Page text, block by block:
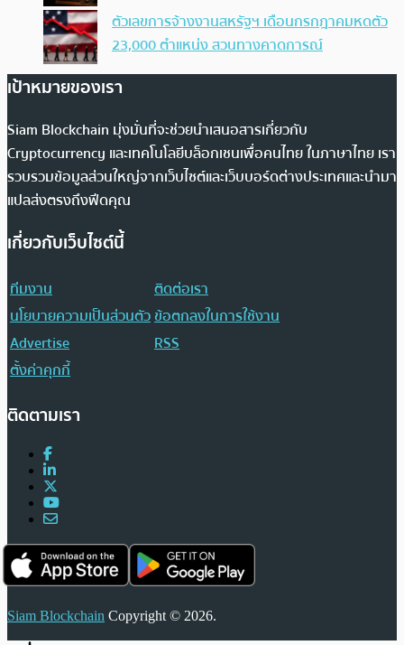
ตัวเลขการจ้างงานสหรัฐฯ เดือนกรกฎาคมหดตัว
23,000 ตำแหน่ง สวนทางคาดการณ์
เป้าหมายของเรา
Siam Blockchain มุ่งมั่นที่จะช่วยนำเสนอสารเกี่ยวกับ
Cryptocurrency และเทคโนโลยีบล็อกเชนเพื่อคนไทย ในภาษาไทย เรา
รวบรวมข้อมูลส่วนใหญ่จากเว็บไซต์และเว็บบอร์ดต่างประเทศและนำมา
แปลส่งตรงถึงฟีดคุณ
เกี่ยวกับเว็บไซต์นี้
ทีมงาน
ติดต่อเรา
นโยบายความเป็นส่วนตัวข้อตกลงในการใช้งาน
Advertise
RSS
ตั้งค่าคุกกี้
ติดตามเรา
Siam Blockchain Copyright © 2026.